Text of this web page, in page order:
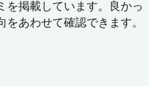
を掲載しています。良かっ
あわせて確認できます。